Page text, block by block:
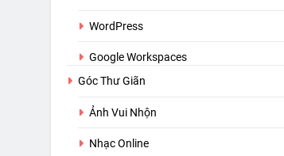
WordPress
Google Workspaces
Góc Thư Giãn
Ảnh Vui Nhộn
Nhạc Online